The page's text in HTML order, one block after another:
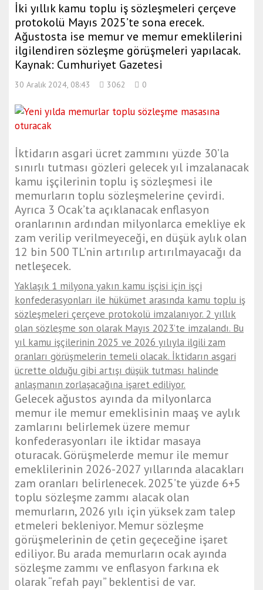
İki yıllık kamu toplu iş sözleşmeleri çerçeve
protokolü Mayıs 2025’te sona erecek.
Ağustosta ise memur ve memur emeklilerini
ilgilendiren sözleşme görüşmeleri yapılacak.
Kaynak: Cumhuriyet Gazetesi
30 Aralık 2024, 08:43 3062 0
İktidarın asgari ücret zammını yüzde 30’la
sınırlı tutması gözleri gelecek yıl imzalanacak
kamu işçilerinin toplu iş sözleşmesi ile
memurların toplu sözleşmelerine çevirdi.
Ayrıca 3 Ocak’ta açıklanacak enflasyon
oranlarının ardından milyonlarca emekliye ek
zam verilip verilmeyeceği, en düşük aylık olan
12 bin 500 TL’nin artırılıp artırılmayacağı da
netleşecek.
Yaklaşık 1 milyona yakın kamu işçisi için işçi
konfederasyonları ile hükümet arasında kamu toplu iş
sözleşmeleri çerçeve protokolü imzalanıyor. 2 yıllık
olan sözleşme son olarak Mayıs 2023’te imzalandı. Bu
yıl kamu işçilerinin 2025 ve 2026 yılıyla ilgili zam
oranları görüşmelerin temeli olacak. İktidarın asgari
ücrette olduğu gibi artışı düşük tutması halinde
anlaşmanın zorlaşacağına işaret ediliyor.
Gelecek ağustos ayında da milyonlarca
memur ile memur emeklisinin maaş ve aylık
zamlarını belirlemek üzere memur
konfederasyonları ile iktidar masaya
oturacak. Görüşmelerde memur ile memur
emeklilerinin 2026-2027 yıllarında alacakları
zam oranları belirlenecek. 2025’te yüzde 6+5
toplu sözleşme zammı alacak olan
memurların, 2026 yılı için yüksek zam talep
etmeleri bekleniyor. Memur sözleşme
görüşmelerinin de çetin geçeceğine işaret
ediliyor. Bu arada memurların ocak ayında
sözleşme zammı ve enflasyon farkına ek
olarak “refah payı” beklentisi de var.